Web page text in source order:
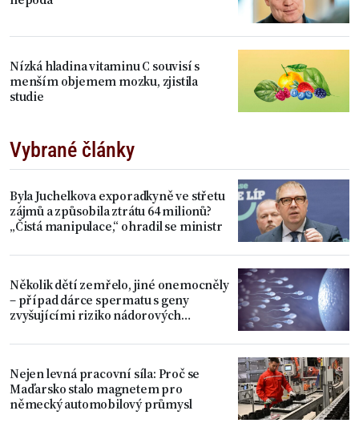
Nízká hladina vitaminu C souvisí s
menším objemem mozku, zjistila
studie
Vybrané články
Byla Juchelkova exporadkyně ve střetu
zájmů a způsobila ztrátu 64 milionů?
„Čistá manipulace,“ ohradil se ministr
Několik dětí zemřelo, jiné onemocněly
– případ dárce spermatu s geny
zvyšujícími riziko nádorových
Nejen levná pracovní síla: Proč se
Maďarsko stalo magnetem pro
německý automobilový průmysl